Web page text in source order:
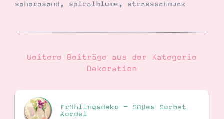
saharasand, spiralblume, strassschmuck
Weitere Beiträge aus der Kategorie
Dekoration
Frühlingsdeko – Süßes Sorbet
Kordel